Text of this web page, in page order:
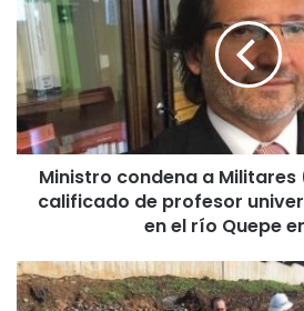
n
i
t
r
o
c
n
a
Ministro condena a
calificado de profesor
en el río Quepe
O
b